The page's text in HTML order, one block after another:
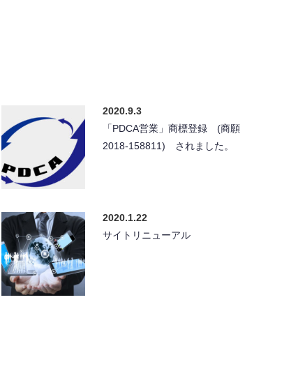
2020.9.3
「PDCA営業」商標登録 (商願
2018-158811) されました。
2020.1.22
サイトリニューアル